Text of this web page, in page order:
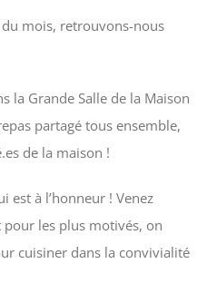
mois, retrouvons-nous
la Grande Salle de la Maison
partagé tous ensemble,
de la maison !
est à l’honneur ! Venez
les plus motivés, on
cuisiner dans la convivialité